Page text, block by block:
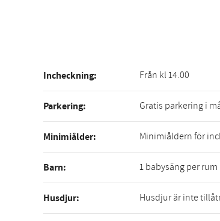
Incheckning: Från kl 14.00
Parkering: Gratis parkering i
Minimiålder: Minimiåldern för
Barn: 1 babysäng per
Husdjur: Husdjur är inte